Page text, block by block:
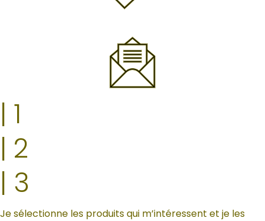
| 1
| 2
| 3
Je sélectionne les produits qui m’intéressent et je les